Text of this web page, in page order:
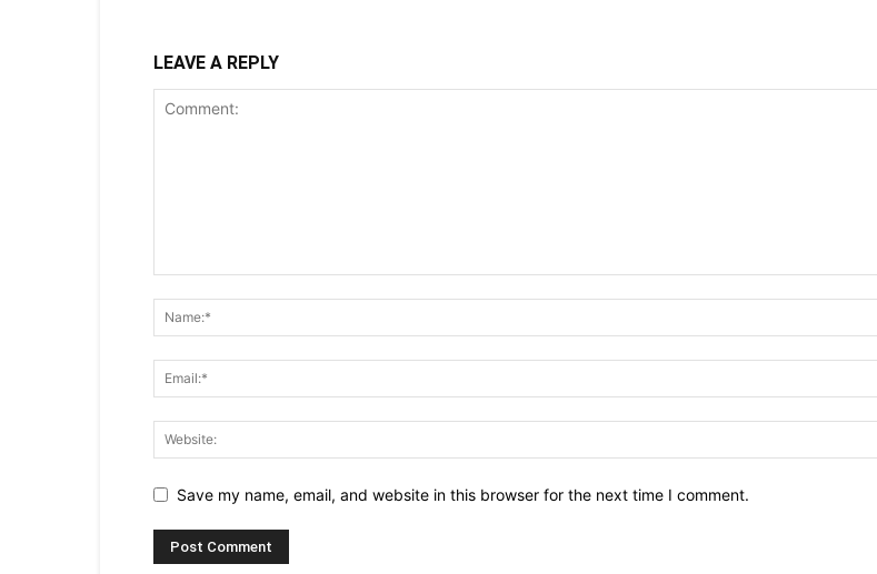
LEAVE A REPLY
Save my name, email, and website in this browser for the next time I comment.